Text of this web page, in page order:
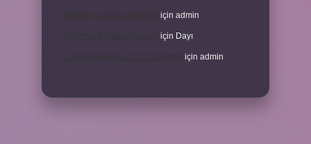
için admin
için Dayı
1 Aylık Bebek Kaç Cc Süt Içmeli için admin